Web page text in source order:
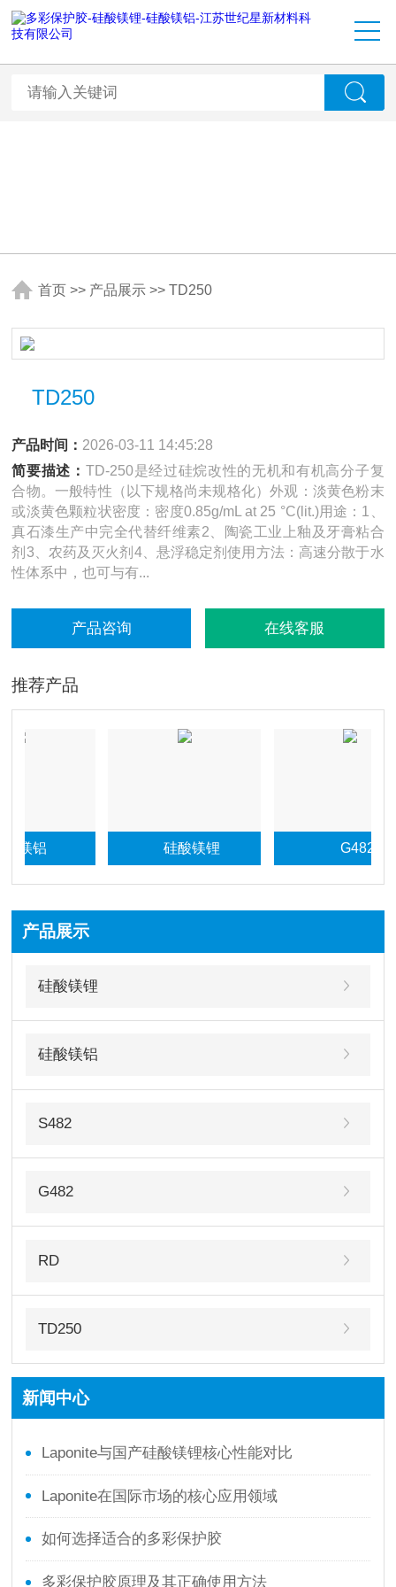
首页 >> 产品展示 >>TD250
TD250
产品时间： 2026-03-11 14:45:28
简要描述： TD-250是经过硅烷改性的无机和有机高分子复
合物。一般特性（以下规格尚未规格化）外观：淡黄色粉末
或淡黄色颗粒状密度：密度0.85g/mL at 25 °C(lit.)用途：1、
真石漆生产中完全代替纤维素2、陶瓷工业上釉及牙膏粘合
剂3、农药及灭火剂4、悬浮稳定剂使用方法：高速分散于水
性体系中，也可与有...
产品咨询 在线客服
推荐产品
镁铝 硅酸镁锂 G482
产品展示
硅酸镁锂
硅酸镁铝
S482
G482
RD
TD250
新闻中心
‌Laponite与国产硅酸镁锂核心性能对比
Laponite在国际市场的核心应用领域
如何选择适合的多彩保护胶
多彩保护胶原理及其正确使用方法